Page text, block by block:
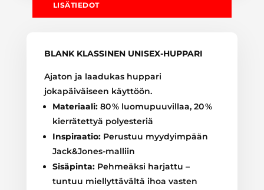
LISÄTIEDOT
BLANK KLASSINEN UNISEX-HUPPARI
Ajaton ja laadukas huppari
jokapäiväiseen käyttöön.
Materiaali:80 % luomupuuvillaa, 20 %
kierrätettyä polyesteriä
Inspiraatio:Perustuu myydyimpään
Jack&Jones-malliin
Sisäpinta:Pehmeäksi harjattu –
tuntuu miellyttävältä ihoa vasten